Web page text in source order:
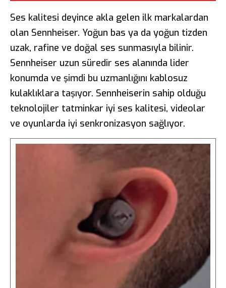
Ses kalitesi deyince akla gelen ilk markalardan
olan Sennheiser. Yoğun bas ya da yoğun tizden
uzak, rafine ve doğal ses sunmasıyla bilinir.
Sennheiser uzun süredir ses alanında lider
konumda ve şimdi bu uzmanlığını kablosuz
kulaklıklara taşıyor. Sennheiserin sahip olduğu
teknolojiler tatminkar iyi ses kalitesi, videolar
ve oyunlarda iyi senkronizasyon sağlıyor.